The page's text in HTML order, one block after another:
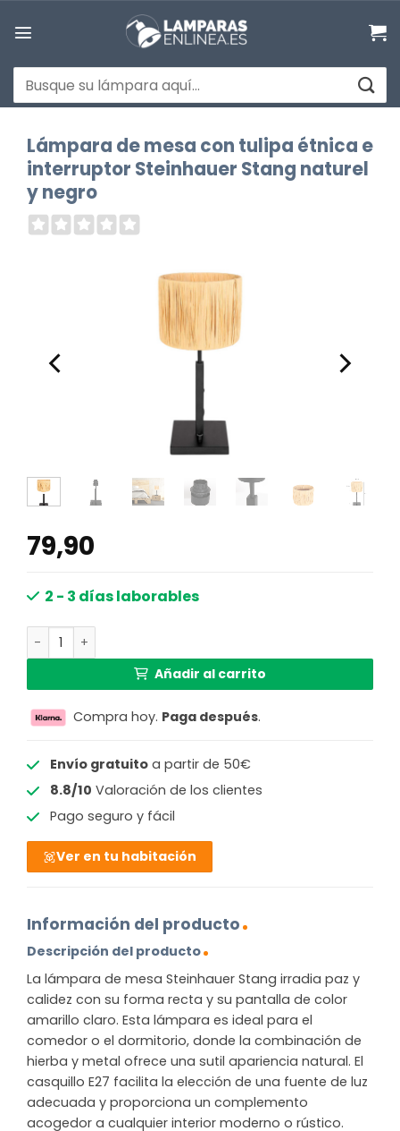
Buscar
por:
Lámpara de mesa con tulipa étnica e
interruptor Steinhauer Stang naturel
y negro
79,90
2 - 3 días laborables
Lámpara de mesa con tulipa étnica e interruptor
Añadir al carrito
Compra hoy. Paga después.
Envío gratuitoa partir de 50€
8.8/10 Valoración de los clientes
Pago seguro y fácil
Ver en tu habitación
Información del producto
Descripción del producto
La lámpara de mesa Steinhauer Stang irradia paz y
calidez con su forma recta y su pantalla de color
amarillo claro. Esta lámpara es ideal para el
comedor o el dormitorio, donde la combinación de
hierba y metal ofrece una sutil apariencia natural. El
casquillo E27 facilita la elección de una fuente de luz
adecuada y proporciona un complemento
acogedor a cualquier interior moderno o rústico.